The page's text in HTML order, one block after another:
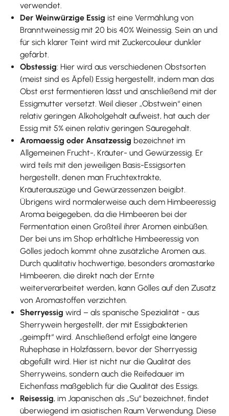
verwendet.
Der Weinwürzige Essig ist eine Vermählung von
Branntweinessig mit 20 bis 40% Weinessig. Sein an und
für sich klarer Teint wird mit Zuckercouleur dunkler
gefärbt.
Obstessig: Hier wird aus verschiedenen Obstsorten
(meist sind es Äpfel) Essig hergestellt, indem man das
Obst erst fermentieren lässt und anschließend mit der
Essigmutter versetzt. Weil dieser „Obstwein“ einen
relativ geringen Alkoholgehalt aufweist, hat auch der
Essig mit 5% einen relativ geringen Säuregehalt.
Aromaessig oder Ansatzessig bezeichnet im
Allgemeinen Frucht-, Kräuter- und Gewürzessig. Er
wird teils mit den jeweiligen Basis-Essigsorten
hergestellt, denen man Fruchtextrakte,
Kräuterauszüge und Gewürzessenzen beigibt.
Übrigens wird normalerweise auch dem Himbeeressig
Aroma beigegeben, da die Himbeeren bei der
Fermentation einen Großteil ihrer Aromen einbüßen.
Der bei uns im Shop erhältliche Himbeeressig von
Gölles jedoch kommt ohne zusätzliche Aromen aus.
Durch qualitativ hochwertige, besonders aromastarke
Himbeeren, die direkt nach der Ernte
weiterverarbeitet werden, kann Gölles auf den Zusatz
von Aromastoffen verzichten.
Sherryessig wird – als spanische Spezialität - aus
Sherrywein hergestellt, der mit Essigbakterien
„geimpft“ wird. Anschließend erfolgt eine längere
Ruhephase in Holzfässern, bevor der Sherryessig
abgefüllt wird. Hier ist nicht nur die Qualität des
Sherryweins, sondern auch die Reifedauer im
Eichenfass maßgeblich für die Qualität des Essigs.
Reisessig, im Japanischen als „Su“ bezeichnet, findet
überwiegend im asiatischen Raum Verwendung. Diese